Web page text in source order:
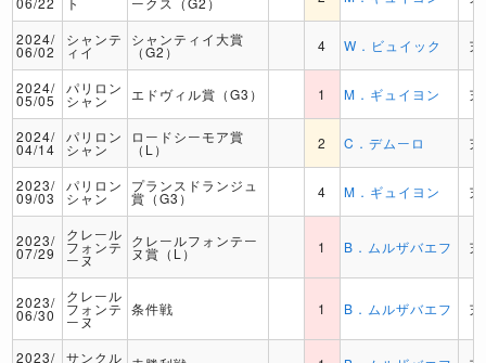
2024/
06/02
シャンテ
ィイ
シャンティイ大賞
（G2） 4 W．ビュイック 芝
2024/
05/05
パリロン
シャン エドヴィル賞（G3） 1 M．ギュイヨン 芝
2024/
04/14
パリロン
シャン
ロードシーモア賞
（L） 2 C．デムーロ 芝
2023/
09/03
パリロン
シャン
プランスドランジュ
賞（G3） 4 M．ギュイヨン 芝
2023/
07/29
クレール
フォンテ
ーヌ
クレールフォンテー
ヌ賞（L） 1 B．ムルザバエフ 芝
2023/
06/30
クレール
フォンテ
ーヌ
条件戦 1 B．ムルザバエフ 芝
2023/ サンクル